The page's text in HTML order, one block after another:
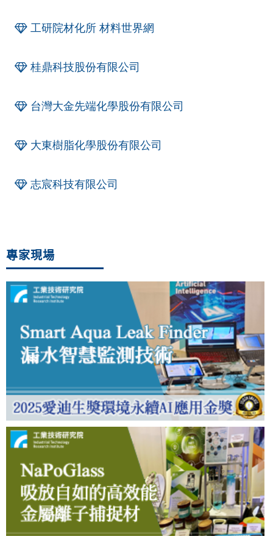
工研院材化所 材料世界網
桂鼎科技股份有限公司
台灣大金先端化學股份有限公司
大東樹脂化學股份有限公司
志宸科技有限公司
專家現場